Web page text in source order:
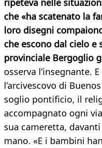
ripeteva nelle
che «ha scatenato la
loro disegni
che escono dal cielo e
provinciale Bergoglio
osserva l’insegnante.
l’arcivescovo di
soglio pontificio, il
accompagnato ogni
sua cameretta,
mano. «E i bambini